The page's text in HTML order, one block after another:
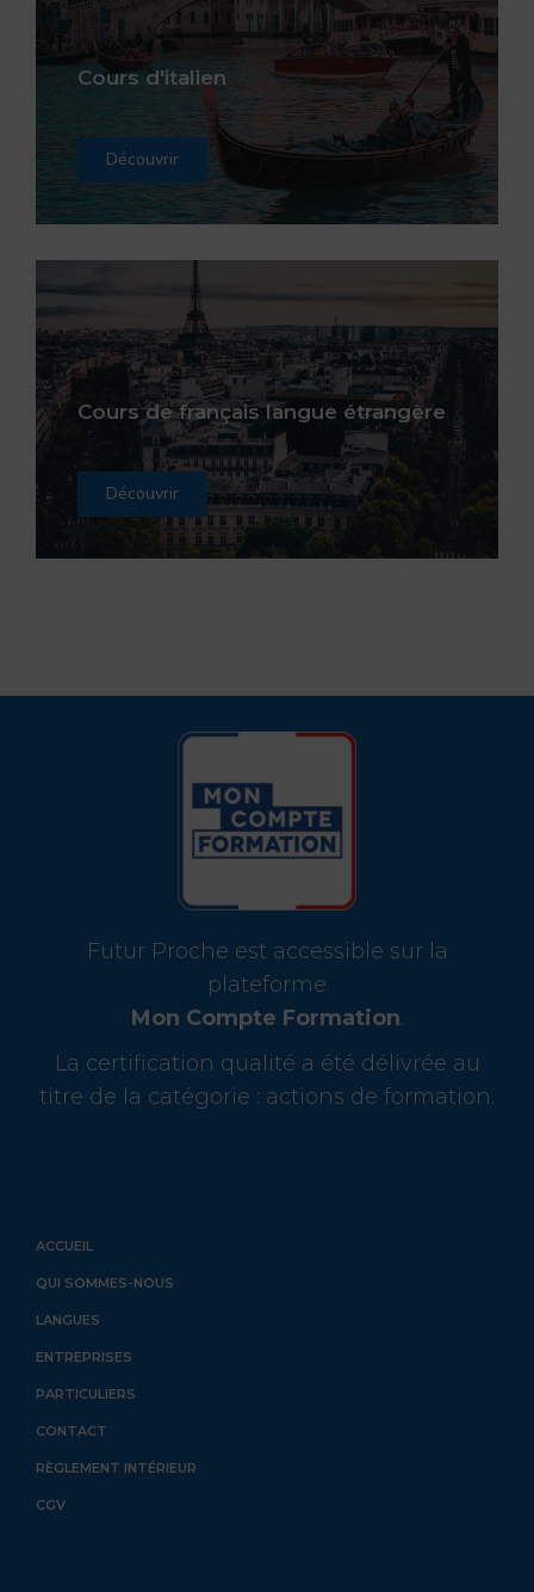
Cours d'italien
Découvrir
Cours de français langue étrangère
Découvrir
Futur Proche est accessible sur la
plateforme
Mon Compte Formation.
La certification qualité a été délivrée au
titre de la catégorie : actions de formation.
ACCUEIL
QUI SOMMES-NOUS
LANGUES
ENTREPRISES
PARTICULIERS
CONTACT
RÈGLEMENT INTÉRIEUR
CGV